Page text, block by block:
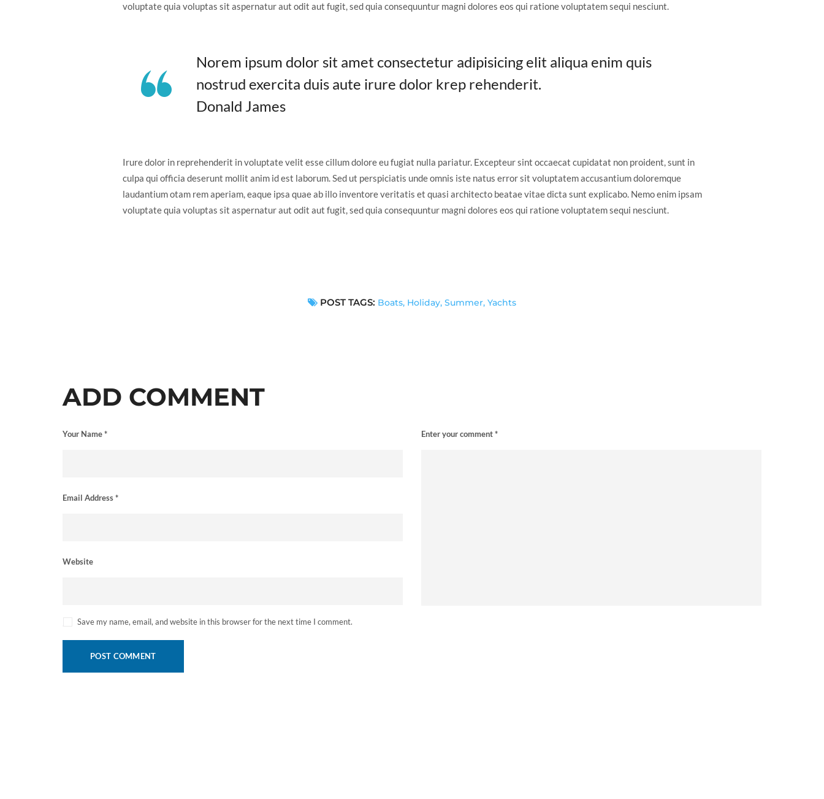
voluptate quia voluptas sit aspernatur aut odit aut fugit, sed quia consequuntur magni dolores eos qui ratione voluptatem sequi nesciunt.
Norem ipsum dolor sit amet consectetur adipisicing elit aliqua enim quis
nostrud exercita duis aute irure dolor krep rehenderit.
Donald James
Irure dolor in reprehenderit in voluptate velit esse cillum dolore eu fugiat nulla pariatur. Excepteur sint occaecat cupidatat non proident, sunt in
culpa qui officia deserunt mollit anim id est laborum. Sed ut perspiciatis unde omnis iste natus error sit voluptatem accusantium doloremque
laudantium otam rem aperiam, eaque ipsa quae ab illo inventore veritatis et quasi architecto beatae vitae dicta sunt explicabo. Nemo enim ipsam
voluptate quia voluptas sit aspernatur aut odit aut fugit, sed quia consequuntur magni dolores eos qui ratione voluptatem sequi nesciunt.
POST TAGS: Boats, Holiday, Summer, Yachts
ADD COMMENT
Your Name *
Email Address *
Website
Save my name, email, and website in this browser for the next time I comment.
Enter your comment *
POST COMMENT